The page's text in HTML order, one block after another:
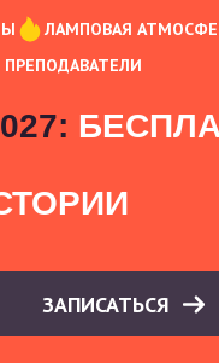
ЛАМПОВАЯ
ЗАПИСАТЬСЯ